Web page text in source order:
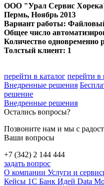
ООО "Урал Сервис
Пермь, Ноябрь 2013
Вариант работы:
Общее число
Количество одновременно
Толстый клиент: 1
перейти в каталог перейти в
Внедренные решения
решение
Внедренные решения
Остались вопросы?
Позвоните нам и мы с
Ваши вопросы
+7 (342) 2 144 444
задать вопрос
О компании Услуги и
Кейсы 1С Банк Идей Data